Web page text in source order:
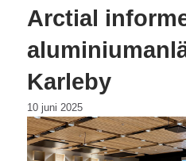
Arctial
Karleby
10 juni 2025